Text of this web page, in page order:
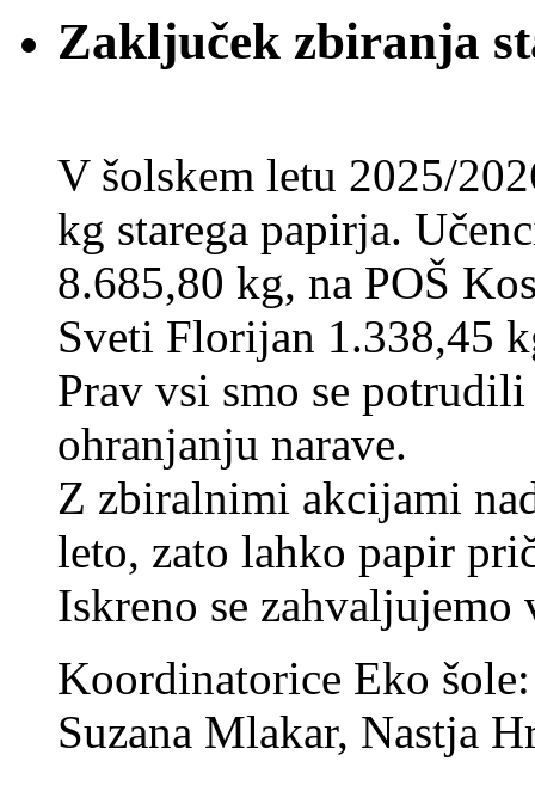
Zaključek zbiranja
V šolskem letu 2025/
kg starega papirja.
8.685,80 kg, na POŠ
Sveti Florijan 1.338,45
Prav vsi smo se
ohranjanju narave.
Z zbiralnimi akcijami
leto, zato lahko papir
Iskreno se zahvaljujemo
Koordinatorice Eko
Suzana Mlakar, Nastja